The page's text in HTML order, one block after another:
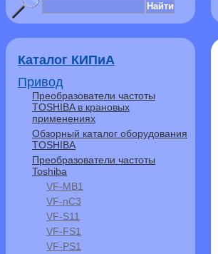
Каталог КИПиА
Привод
Преобразователи частоты
TOSHIBA в крановых
применениях
Обзорный каталог оборудования
TOSHIBA
Преобразователи частоты
Toshiba
VF-MB1
VF-nC3
VF-S11
VF-FS1
VF-PS1